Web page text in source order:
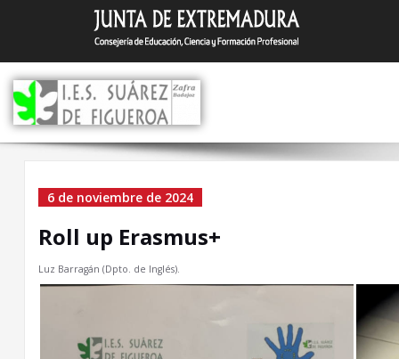
Saltar
contenido
Roll up Erasmus+
6 de noviembre de 2024
Roll up Erasmus+
Luz Barragán (Dpto. de Inglés).